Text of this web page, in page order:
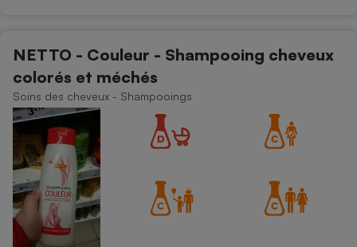
NETTO - Couleur - Shampooing cheveux
colorés et méchés
Soins des cheveux - Shampooings